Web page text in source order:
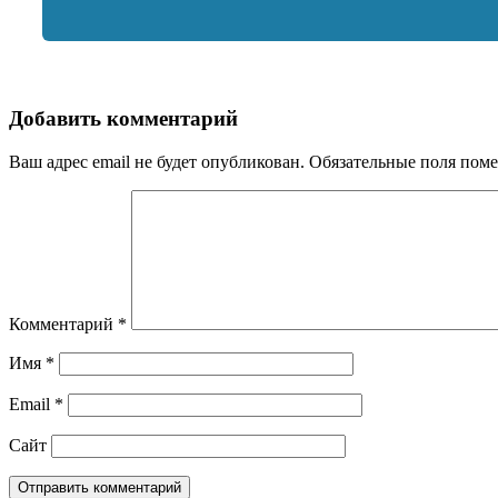
Добавить комментарий
Ваш адрес email не будет опубликован. Обязательные поля
Комментарий *
Имя *
Email *
Сайт